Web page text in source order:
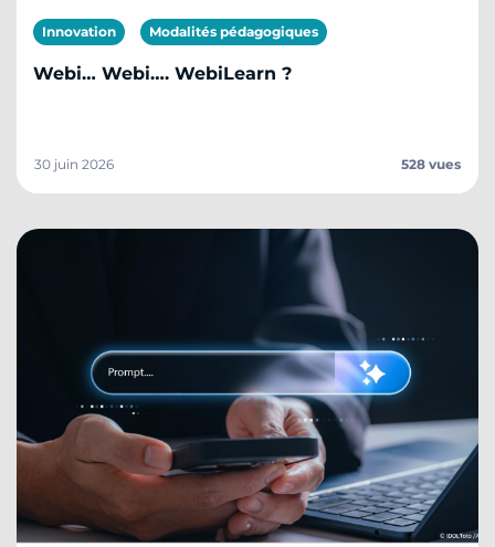
Innovation Modalités pédagogiques
Webi… Webi…. WebiLearn ?
30 juin 2026 528 vues